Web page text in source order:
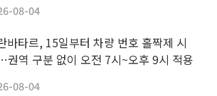
08-04
바타르, 15일부터 차량 번호 홀짝제 시
역 구분 없이 오전 7시~오후 9시 적용
08-04